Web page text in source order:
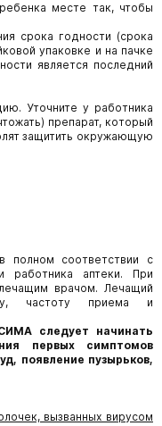
месте так, чтобы
срока годности (срока
упаковке и на пачке
является последний
Уточните у работника
препарат, который
защитить окружающую
полном соответствии с
работника аптеки. При
врачом. Лечащий
частоту приема и
следует начинать
первых симптомов
появление пузырьков,
вызванных вирусом